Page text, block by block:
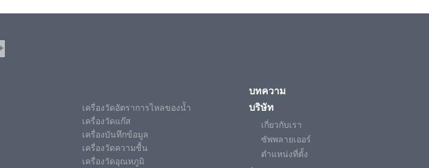
เครื่องวัดอัตราการไหลของน้ำ
เครื่องวัดแก๊ส
เครื่องบันทึกข้อมูล
เครื่องวัดความชื้น
เครื่องวัดอุณหภูมิ
บทความ
บริษัท
เกี่ยวกับเรา
ซัพพลายเออร์
ตำแหน่งที่ตั้ง